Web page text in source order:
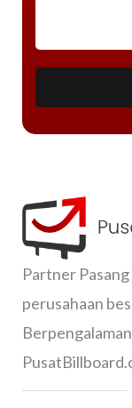
Partner
perusahaan